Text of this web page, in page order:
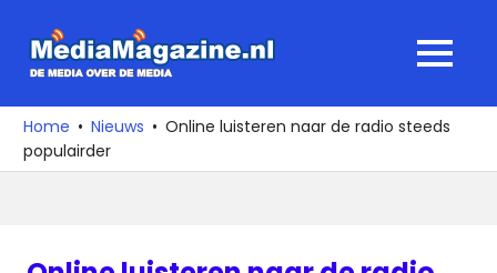
naar
media
over
de
MENU
Home Nieuws
Online luisteren naar de radio steeds
populairder